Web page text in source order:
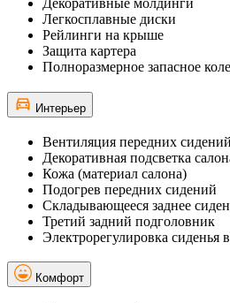
Декоративные молдинги
Легкосплавные диски
Рейлинги на крыше
Защита картера
Полноразмерное запасное
Интерьер
Вентиляция передних сидений
Декоративная подсветка
Кожа (материал салона)
Подогрев передних сидений
Складывающееся заднее
Третий задний подголовник
Электрорегулировка сиденья
Комфорт